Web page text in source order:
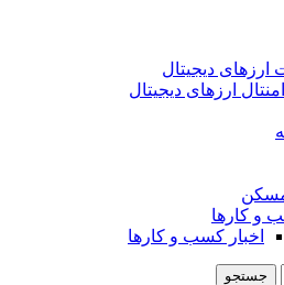
ارزهای دیجیتال
ارزهای دیجیتال
و کارها
اخبار کسب و کارها